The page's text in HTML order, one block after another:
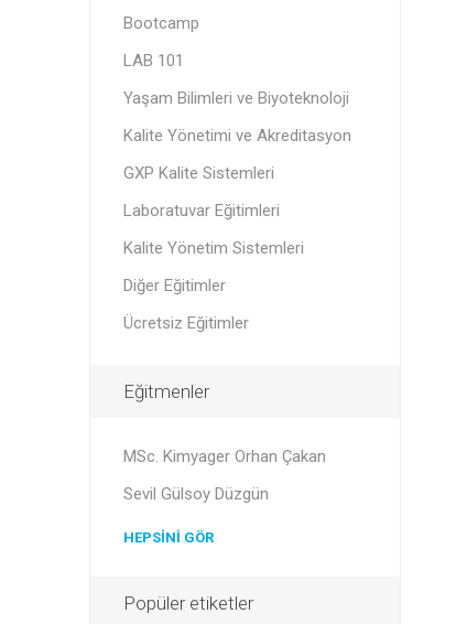
Bootcamp
LAB 101
Yaşam Bilimleri ve Biyoteknoloji
Kalite Yönetimi ve Akreditasyon
GXP Kalite Sistemleri
Laboratuvar Eğitimleri
Kalite Yönetim Sistemleri
Diğer Eğitimler
Ücretsiz Eğitimler
Eğitmenler
MSc. Kimyager Orhan Çakan
Sevil Gülsoy Düzgün
HEPSINI GÖR
Popüler etiketler